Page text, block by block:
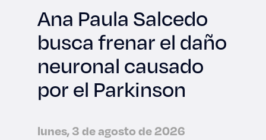
Ana Paula Salcedo
busca frenar el daño
neuronal causado
por el Parkinson
lunes, 3 de agosto de 2026